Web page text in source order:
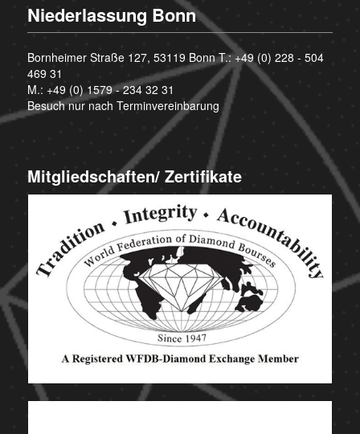
Niederlassung Bonn
Bornheimer Straße 127, 53119 Bonn T.:+49 (0) 228 - 504
469 31
M.: +49 (0) 1579 - 234 32 31
Besuch nur nach Terminvereinbarung
Mitgliedschaften/ Zertifikate